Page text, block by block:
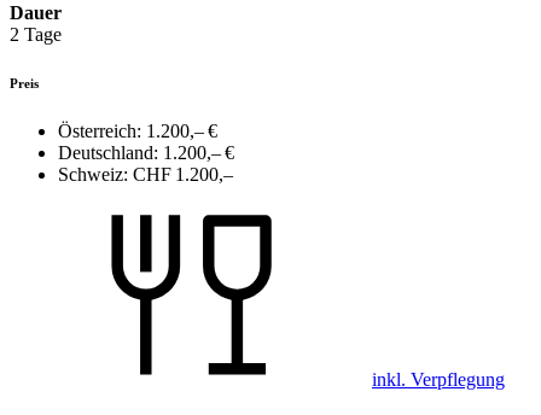
Dauer
2 Tage
Preis
Österreich: 1.200,– €
Deutschland: 1.200,– €
Schweiz: CHF 1.200,–
inkl. Verpflegung